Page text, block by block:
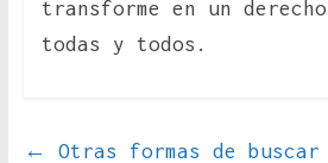
transforme en un
todas y todos.
←
Otras formas de